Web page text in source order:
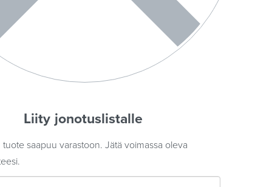
Liity jonotuslistalle
saapuu varastoon. Jätä voimassa oleva